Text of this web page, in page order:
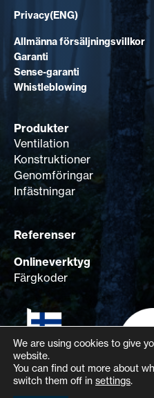
Privacy(ENG)
Allmänna försäljningsvillkor
Garanti
Sense-garanti
Whistleblowing
Produkter
Ventilation
Konstruktioner
Genomföringar
Infästningar
Referenser
Onlineverktyg
Färgkoder
We are using cookies to give
website.
You can find out more about
switch them off in settings.